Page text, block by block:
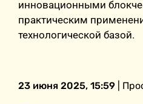
инновационными
практическим
технологической базой.
23 июня 2025, 15:59 |